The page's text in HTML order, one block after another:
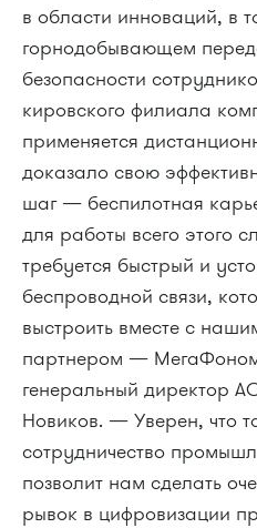
в области инноваций, в
горнодобывающем
безопасности
кировского филиала
применяется
доказало свою
шаг — беспилотная
для работы всего этого
требуется быстрый и
беспроводной связи,
выстроить вместе с
партнером —
генеральный директор
Новиков. — Уверен, что
сотрудничество
позволит нам сделать
рывок в цифровизации